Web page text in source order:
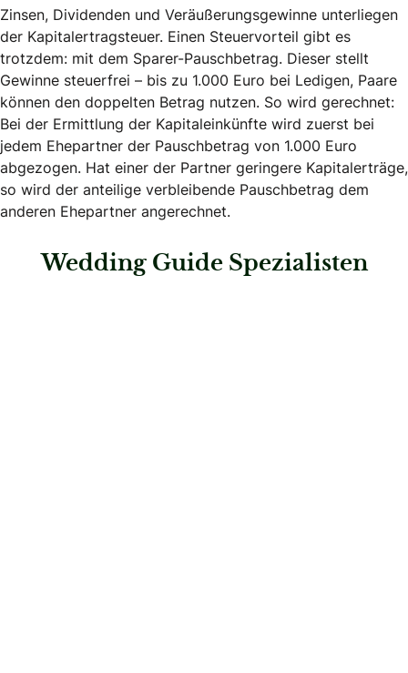
Zinsen, Dividenden und Veräußerungsgewinne unterliegen
der Kapitalertragsteuer. Einen Steuervorteil gibt es
trotzdem: mit dem Sparer-Pauschbetrag. Dieser stellt
Gewinne steuerfrei – bis zu 1.000 Euro bei Ledigen, Paare
können den doppelten Betrag nutzen. So wird gerechnet:
Bei der Ermittlung der Kapitaleinkünfte wird zuerst bei
jedem Ehepartner der Pauschbetrag von 1.000 Euro
abgezogen. Hat einer der Partner geringere Kapitalerträge,
so wird der anteilige verbleibende Pauschbetrag dem
anderen Ehepartner angerechnet.
Wedding Guide Spezialisten